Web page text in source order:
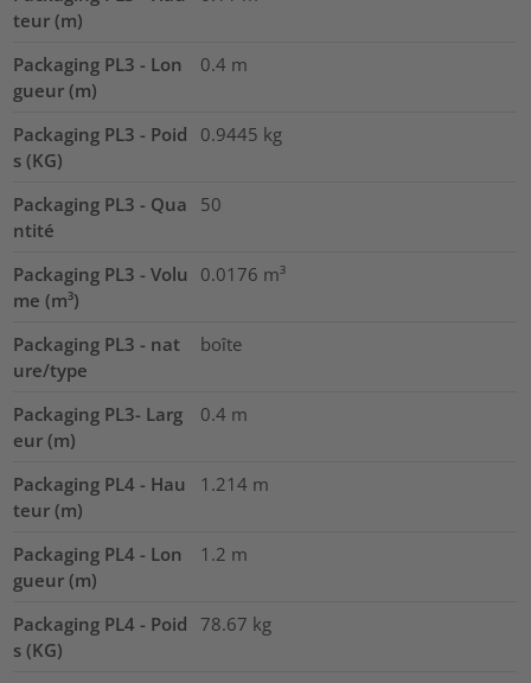
teur (m)
Packaging PL3 - Lon
gueur (m)
0.4 m
Packaging PL3 - Poid
s (KG)
0.9445 kg
Packaging PL3 - Qua
ntité
50
Packaging PL3 - Volu
me (m³)
0.0176 m³
Packaging PL3 - nat
ure/type
boîte
Packaging PL3- Larg
eur (m)
0.4 m
Packaging PL4 - Hau
teur (m)
1.214 m
Packaging PL4 - Lon
gueur (m)
1.2 m
Packaging PL4 - Poid
s (KG)
78.67 kg